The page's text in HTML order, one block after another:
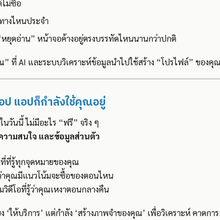
ไม่ซื้อ
างไหนประจำ
ยุดอ่าน” หน้าจอค้างอยู่ตรงบรรทัดไหนนานกว่าปกติ
ที่ AI และระบบวิเคราะห์ข้อมูลนำไปใช้สร้าง “โปรไฟล์” ของคุ
ป แอปก็กำลังใช้คุณอยู่
นวันนี้ ไม่มีอะไร “ฟรี” จริง ๆ
วามสนใจ และข้อมูลส่วนตัว
ที่รู้ทุกจุดหมายของคุณ
คุณมีแนวโน้มจะซื้อของตอนไหน
ดีโอที่รู้ว่าคุณเหงาตอนกลางคืน
‘ให้บริการ’ แต่กำลัง ‘สร้างภาพจำของคุณ’ เพื่อวิเคราะห์ คาด